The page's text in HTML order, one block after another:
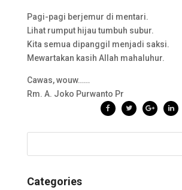
Pagi-pagi berjemur di mentari.
Lihat rumput hijau tumbuh subur.
Kita semua dipanggil menjadi saksi.
Mewartakan kasih Allah mahaluhur.
Cawas, wouw……
Rm. A. Joko Purwanto Pr
Categories